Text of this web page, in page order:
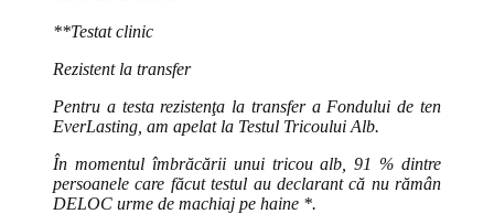
**Testat clinic
Rezistent la transfer
Pentru a testa rezistenţa la transfer a Fondului de ten
EverLasting, am apelat la Testul Tricoului Alb.
În momentul îmbrăcării unui tricou alb, 91 % dintre
persoanele care făcut testul au declarant că nu rămân
DELOC urme de machiaj pe haine *.